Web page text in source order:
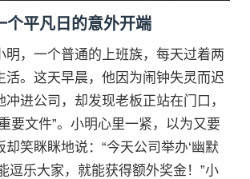
个平凡日的意外开端
明，一个普通的上班族，每天过着两
活。这天早晨，他因为闹钟失灵而迟
冲进公司，却发现老板正站在门口，
要文件”。小明心里一紧，以为又要
笑眯眯地说：“今天公司举办‘幽默
逗乐大家，就能获得额外奖金！”小